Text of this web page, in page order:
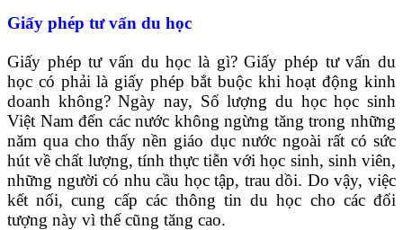
Giấy phép tư vấn du học
Giấy phép tư vấn du học là gì? Giấy phép tư vấn du
học có phải là giấy phép bắt buộc khi hoạt động kinh
doanh không? Ngày nay, Số lượng du học học sinh
Việt Nam đến các nước không ngừng tăng trong những
năm qua cho thấy nền giáo dục nước ngoài rất có sức
hút về chất lượng, tính thực tiễn với học sinh, sinh viên,
những người có nhu cầu học tập, trau dồi. Do vậy, việc
kết nối, cung cấp các thông tin du học cho các đối
tượng này vì thế cũng tăng cao.